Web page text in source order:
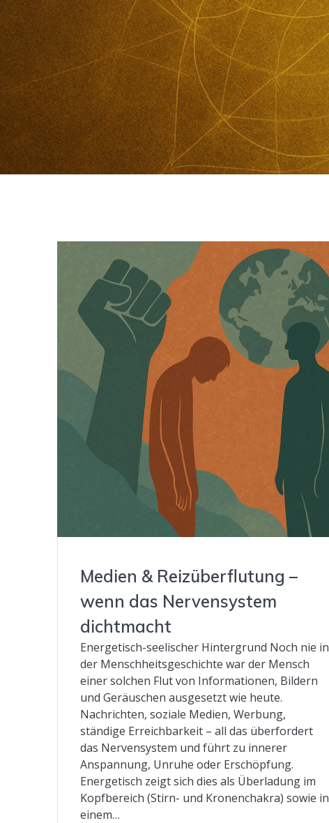
Medien & Reizüberflutung –
wenn das Nervensystem
dichtmacht
Energetisch-seelischer Hintergrund Noch nie in
der Menschheitsgeschichte war der Mensch
einer solchen Flut von Informationen, Bildern
und Geräuschen ausgesetzt wie heute.
Nachrichten, soziale Medien, Werbung,
ständige Erreichbarkeit – all das überfordert
das Nervensystem und führt zu innerer
Anspannung, Unruhe oder Erschöpfung.
Energetisch zeigt sich dies als Überladung im
Kopfbereich (Stirn- und Kronenchakra) sowie in
einem…